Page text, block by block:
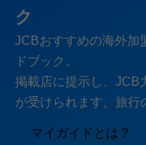
ク
JCBおすすめの海外加
ドブック。
掲載店に提示し、JCB
が受けられます。旅行
マイガイドとは？